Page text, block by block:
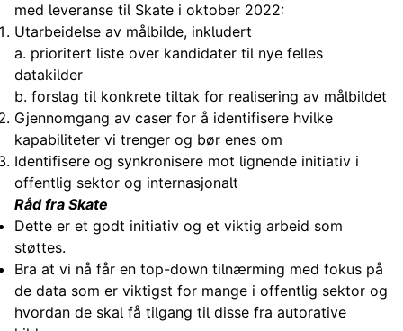
med leveranse til Skate i oktober 2022:
Utarbeidelse av målbilde, inkludert
a. prioritert liste over kandidater til nye felles
datakilder
b. forslag til konkrete tiltak for realisering av målbildet
Gjennomgang av caser for å identifisere hvilke
kapabiliteter vi trenger og bør enes om
Identifisere og synkronisere mot lignende initiativ i
offentlig sektor og internasjonalt
Råd fra Skate
Dette er et godt initiativ og et viktig arbeid som
støttes.
Bra at vi nå får en top-down tilnærming med fokus på
de data som er viktigst for mange i offentlig sektor og
hvordan de skal få tilgang til disse fra autorative